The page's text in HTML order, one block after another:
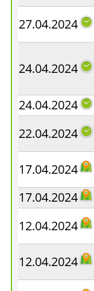
27.04.2024
24.04.2024
24.04.2024
22.04.2024
17.04.2024
17.04.2024
12.04.2024
12.04.2024